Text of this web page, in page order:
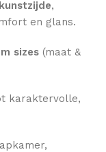
,
en glans.
sizes (maat &
karaktervolle,